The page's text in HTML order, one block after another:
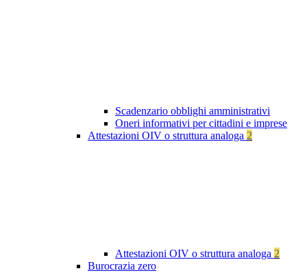
Scadenzario obblighi amministrativi
Oneri informativi per cittadini e imprese
Attestazioni OIV o struttura analoga 2
Attestazioni OIV o struttura analoga 2
Burocrazia zero